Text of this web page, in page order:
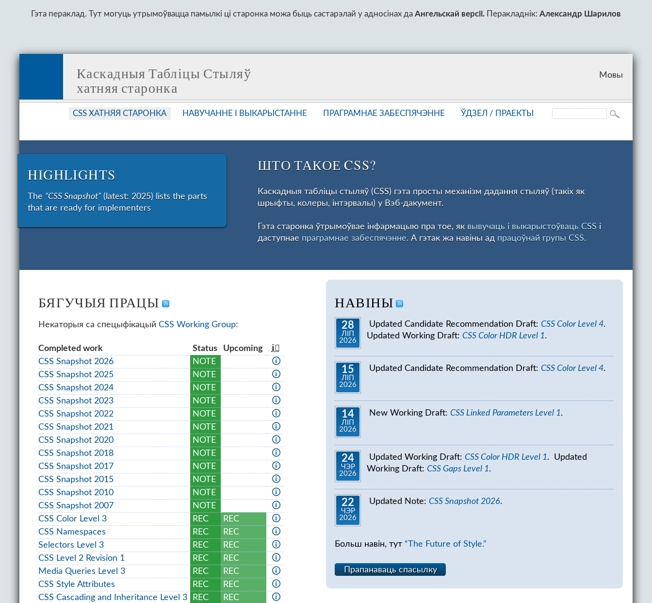
Мовы
Гэта пераклад. Тут могуць утрымоўвацца памылкі ці старонка можа быць састарэлай у адносінах да Ангельскай версіі. Перакладнік: Александр Шарилов
Каскадныя Табліцы Стыляў
хатняя старонка
ШТО ТАКОЕ CSS?
Каскадныя табліцы стыляў (CSS) гэта просты механізм дадання стыляў (такіх як
шрыфты, колеры, інтэрвалы) у Вэб-дакумент.
Гэта старонка ўтрымоўвае інфармацыю пра тое, як вывучаць і выкарыстоўваць CSS і
даступнае праграмнае забеспячэнне. А гэтак жа навіны ад працоўнай групы CSS.
HIGH­LIGHTS
The “CSS Snapshot”(latest: 2025) lists the parts
that are ready for implementers
НАВІНЫ
28
ЛІП
2026
Updated Candidate Recommendation Draft: CSS Color Level 4.
Updated Working Draft: CSS Color HDR Level 1.
15
ЛІП
2026
Updated Candidate Recommendation Draft: CSS Color Level 4.
14
ЛІП
2026
New Working Draft: CSS Linked Parameters Level 1.
24
ЧЭР
2026
Updated Working Draft: CSS Color HDR Level 1.
Updated
Working Draft: CSS Gaps Level 1.
22
ЧЭР
2026
Updated Note: CSS Snapshot 2026.
Больш навін, тут “The Future of Style.”
Прапанаваць спасылку
БЯГУЧЫЯ ПРАЦЫ
Некаторыя са спецыфікацый CSS Working Group:
Com­pleted work Sta­tus Up­com­ing
ℹ⃝
CSS Snapshot 2026
NOTE
🛈
CSS Snapshot 2025
NOTE
🛈
CSS Snapshot 2024
NOTE
🛈
CSS Snapshot 2023
NOTE
🛈
CSS Snapshot 2022
NOTE
🛈
CSS Snapshot 2021
NOTE
🛈
CSS Snapshot 2020
NOTE
🛈
CSS Snapshot 2018
NOTE
🛈
CSS Snapshot 2017
NOTE
🛈
CSS Snapshot 2015
NOTE
🛈
CSS Snapshot 2010
NOTE
🛈
CSS Snapshot 2007
NOTE
🛈
CSS Color Level 3
REC REC
🛈
CSS Namespaces
REC REC
🛈
Selectors Level 3
REC REC
🛈
CSS Level 2 Revision 1
REC REC
🛈
Media Queries Level 3
REC REC
🛈
CSS Style Attributes
REC REC
🛈
CSS Cascading and Inheritance Level 3
REC REC
🛈
CSS ХАТНЯЯ СТАРОНКА НАВУЧАННЕ І ВЫКАРЫСТАННЕ ПРАГРАМНАЕ ЗАБЕСПЯЧЭННЕ ЎДЗЕЛ / ПРАЕКТЫ